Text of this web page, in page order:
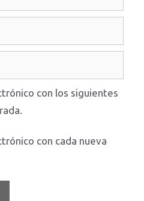
con los siguientes
con cada nueva